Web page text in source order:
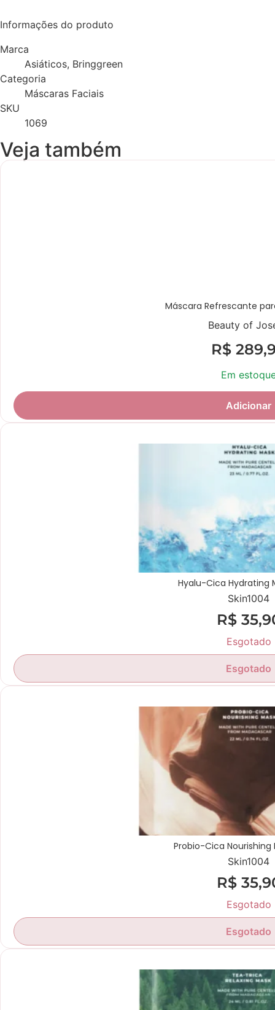
Informações do produto
Marca
Asiáticos, Bringgreen
Categoria
Máscaras Faciais
SKU
1069
Veja também
Máscara Refrescante
Beauty of
R$
Em
Adicionar
Hyalu-Cica Hydrating
Skin1004
R$
Esgotado
Esgotado
Probio-Cica Nourishing
Skin1004
R$
Esgotado
Esgotado